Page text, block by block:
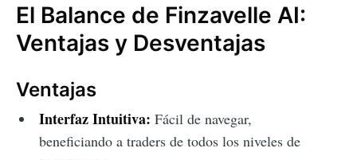
El Balance de Finzavelle AI:
Ventajas y Desventajas
Ventajas
Interfaz Intuitiva: Fácil de navegar,
beneficiando a traders de todos los niveles de